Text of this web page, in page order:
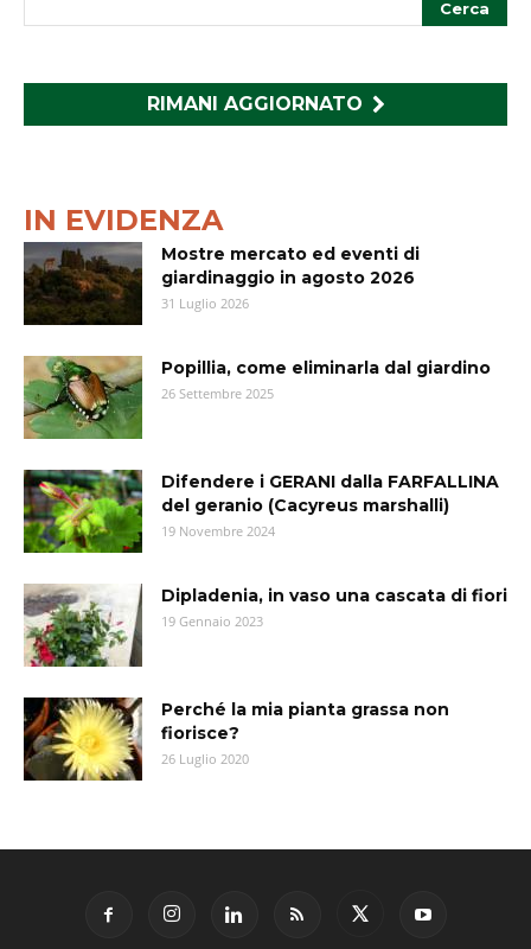
RIMANI AGGIORNATO
IN EVIDENZA
Mostre mercato ed eventi di
giardinaggio in agosto 2026
31 Luglio 2026
Popillia, come eliminarla dal giardino
26 Settembre 2025
Difendere i GERANI dalla FARFALLINA
del geranio (Cacyreus marshalli)
19 Novembre 2024
Dipladenia, in vaso una cascata di fiori
19 Gennaio 2023
Perché la mia pianta grassa non
fiorisce?
26 Luglio 2020